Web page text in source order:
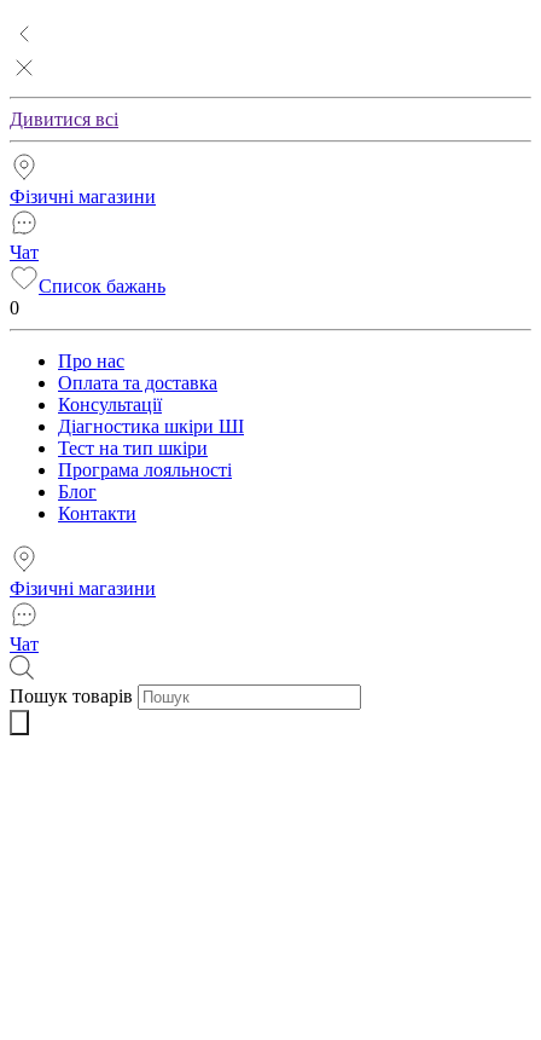
Дивитися всі
Фізичні магазини
Чат
Список бажань
0
Про нас
Оплата та доставка
Консультації
Діагностика шкіри ШІ
Тест на тип шкіри
Програма лояльності
Блог
Контакти
Фізичні магазини
Чат
Пошук товарів